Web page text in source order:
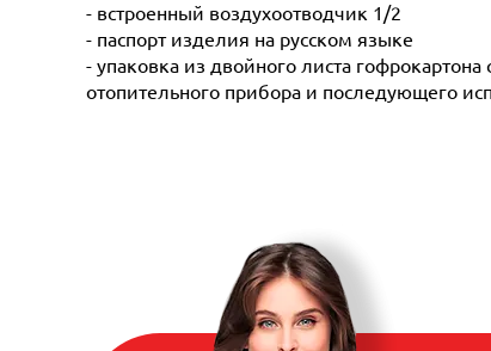
- встроенный воздухоотводчик 1/2
- паспорт изделия на русском языке
- упаковка из двойного листа
отопительного прибора и последующего